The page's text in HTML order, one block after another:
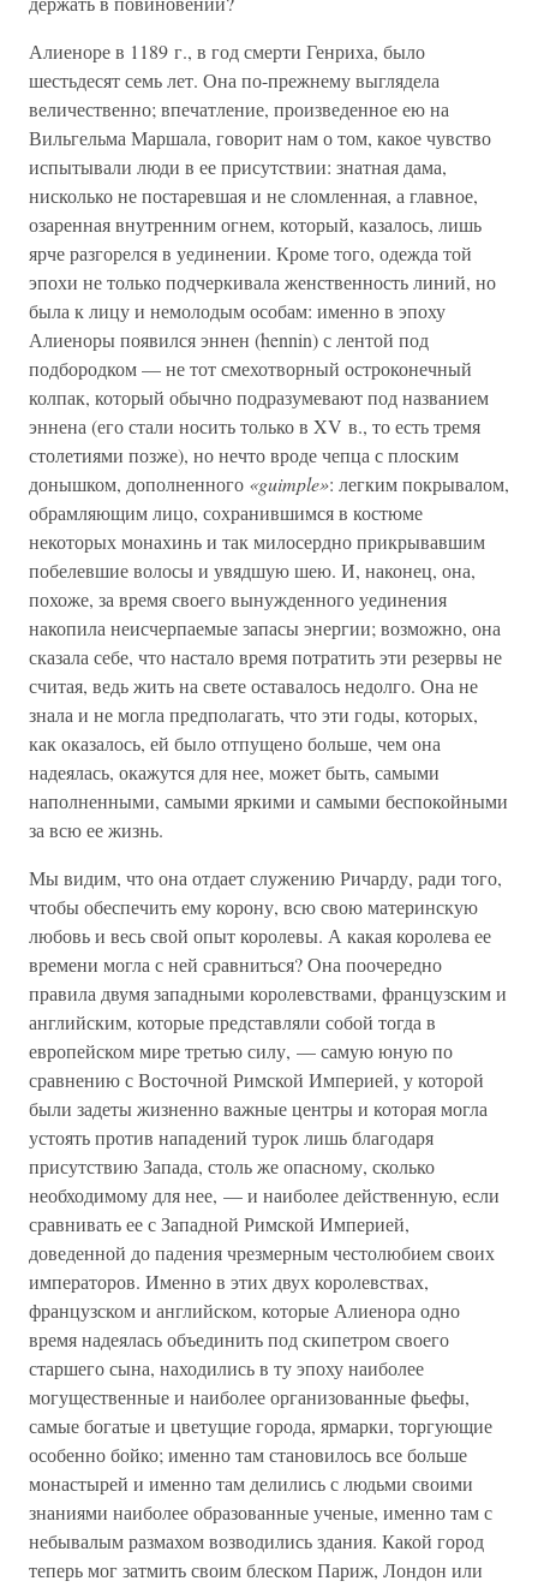
Алиеноре в 1189 г., в год смерти Генриха, было
шестьдесят семь лет. Она по-прежнему выглядела
величественно; впечатление, произведенное ею на
Вильгельма Маршала, говорит нам о том, какое чувство
испытывали люди в ее присутствии: знатная дама,
нисколько не постаревшая и не сломленная, а главное,
озаренная внутренним огнем, который, казалось, лишь
ярче разгорелся в уединении. Кроме того, одежда той
эпохи не только подчеркивала женственность линий, но
была к лицу и немолодым особам: именно в эпоху
Алиеноры появился эннен (hennin) с лентой под
подбородком — не тот смехотворный остроконечный
колпак, который обычно подразумевают под названием
эннена (его стали носить только в XV в., то есть тремя
столетиями позже), но нечто вроде чепца с плоским
донышком, дополненного «guimple»: легким покрывалом,
обрамляющим лицо, сохранившимся в костюме
некоторых монахинь и так милосердно прикрывавшим
побелевшие волосы и увядшую шею. И, наконец, она,
похоже, за время своего вынужденного уединения
накопила неисчерпаемые запасы энергии; возможно, она
сказала себе, что настало время потратить эти резервы не
считая, ведь жить на свете оставалось недолго. Она не
знала и не могла предполагать, что эти годы, которых,
как оказалось, ей было отпущено больше, чем она
надеялась, окажутся для нее, может быть, самыми
наполненными, самыми яркими и самыми беспокойными
за всю ее жизнь.
Мы видим, что она отдает служению Ричарду, ради того,
чтобы обеспечить ему корону, всю свою материнскую
любовь и весь свой опыт королевы. А какая королева ее
времени могла с ней сравниться? Она поочередно
правила двумя западными королевствами, французским и
английским, которые представляли собой тогда в
европейском мире третью силу, — самую юную по
сравнению с Восточной Римской Империей, у которой
были задеты жизненно важные центры и которая могла
устоять против нападений турок лишь благодаря
присутствию Запада, столь же опасному, сколько
необходимому для нее, — и наиболее действенную, если
сравнивать ее с Западной Римской Империей,
доведенной до падения чрезмерным честолюбием своих
императоров. Именно в этих двух королевствах,
французском и английском, которые Алиенора одно
время надеялась объединить под скипетром своего
старшего сына, находились в ту эпоху наиболее
могущественные и наиболее организованные фьефы,
самые богатые и цветущие города, ярмарки, торгующие
особенно бойко; именно там становилось все больше
монастырей и именно там делились с людьми своими
знаниями наиболее образованные ученые, именно там с
небывалым размахом возводились здания. Какой город
теперь мог затмить своим блеском Париж, Лондон или